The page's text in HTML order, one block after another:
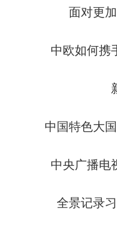
面对更
中欧如何携
中国特色大
中央广播电
全景记录